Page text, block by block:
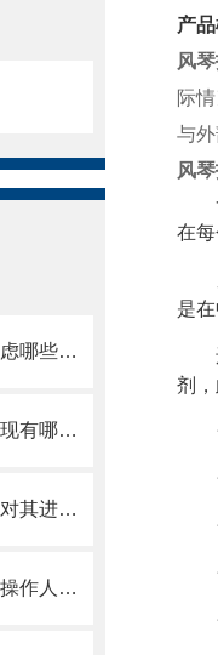
颗粒输送软连接在选择时需考虑哪些因素？
青岛钢板防护罩的主要有点体现有哪些方面？
正确选用缝合式丝杠防护罩需对其进行风险评估
对风琴防护罩进行保养是一个操作人员必须具备的技能
产
风
际
与
风
在
是
剂